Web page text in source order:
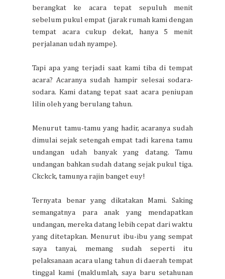
berangkat ke acara tepat sepuluh menit
sebelum pukul empat (jarak rumah kami dengan
tempat acara cukup dekat, hanya 5 menit
perjalanan udah nyampe).
Tapi apa yang terjadi saat kami tiba di tempat
acara? Acaranya sudah hampir selesai sodara-
sodara. Kami datang tepat saat acara peniupan
lilin oleh yang berulang tahun.
Menurut tamu-tamu yang hadir, acaranya sudah
dimulai sejak setengah empat tadi karena tamu
undangan udah banyak yang datang. Tamu
undangan bahkan sudah datang sejak pukul tiga.
Ckckck, tamunya rajin banget euy!
Ternyata benar yang dikatakan Mami. Saking
semangatnya para anak yang mendapatkan
undangan, mereka datang lebih cepat dari waktu
yang ditetapkan. Menurut ibu-ibu yang sempat
saya tanyai, memang sudah seperti itu
pelaksanaan acara ulang tahun di daerah tempat
tinggal kami (maklumlah, saya baru setahunan